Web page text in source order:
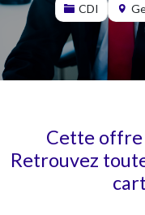
CDI
Cette offre
Retrouvez